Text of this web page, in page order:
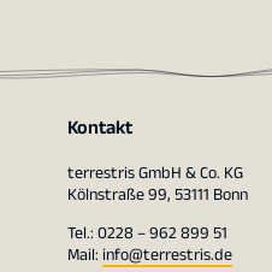
Kontakt
terrestris GmbH & Co. KG
Kölnstraße 99, 53111 Bonn
Tel.: 0228 – 962 899 51
Mail:info@terrestris.de